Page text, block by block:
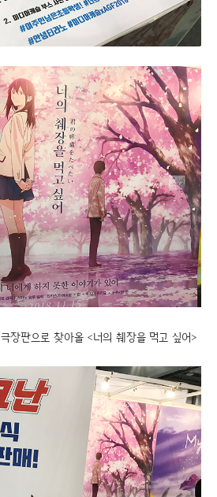
장판으로 찾아올 <너의 췌장을 먹고 싶어>